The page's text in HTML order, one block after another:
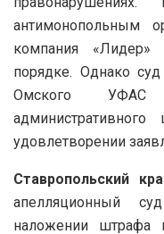
антимонопольным
компания
порядке. Однако
Омского
удовлетворении
Ставропольский
апелляционный
наложении штрафа